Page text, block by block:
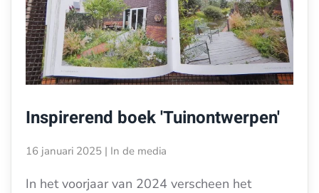
Inspirerend boek 'Tuinontwerpen'
16 januari 2025 | In de media
In het voorjaar van 2024 verscheen het